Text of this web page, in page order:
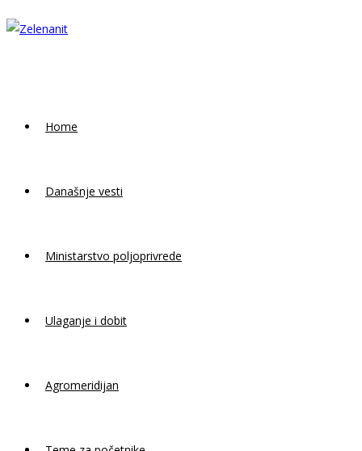
Skip
to
Home
Današnje vesti
Ministarstvo poljoprivrede
Ulaganje i dobit
Agromeridijan